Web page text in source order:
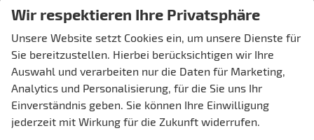
Volkswagen Caddy Maxi
Wir respektieren Ihre Privatsphäre
Unsere Website setzt Cookies ein, um unsere Dienste für
Sie bereitzustellen. Hierbei berücksichtigen wir Ihre
Auswahl und verarbeiten nur die Daten für Marketing,
Analytics und Personalisierung, für die Sie uns Ihr
Einverständnis geben. Sie können Ihre Einwilligung
jederzeit mit Wirkung für die Zukunft widerrufen.